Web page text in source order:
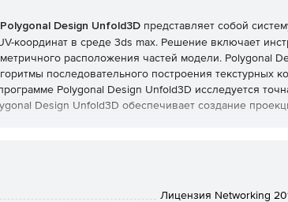
Polygonal Design Unfold3D представляет собой
координат в среде 3ds max. Решение включает
расположения частей модели. Polygonal
последовательного построения текстурных
Polygonal Design Unfold3D исследуется
Design Unfold3D обеспечивает создание
Лицензия Networking